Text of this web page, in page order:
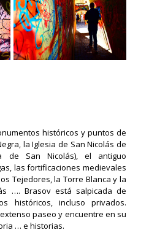
históricos y puntos de
la Iglesia de San Nicolás de
de San Nicolás), el antiguo
las fortificaciones medievales
Tejedores, la Torre Blanca y la
…. Brasov está salpicada de
históricos, incluso privados.
paseo y encuentre en su
… e historias.